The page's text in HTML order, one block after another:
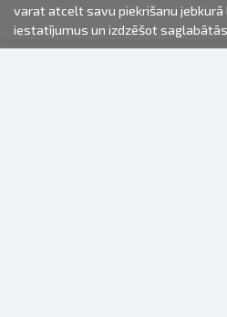
varat atcelt savu piekrišanu jebkurā
iestatījumus un izdzēšot